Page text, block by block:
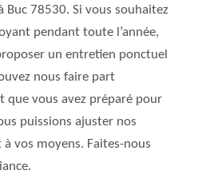
Buc 78530. Si vous souhaitez
pendant toute l’année,
un entretien ponctuel
nous faire part
que vous avez préparé pour
puissions ajuster nos
vos moyens. Faites-nous